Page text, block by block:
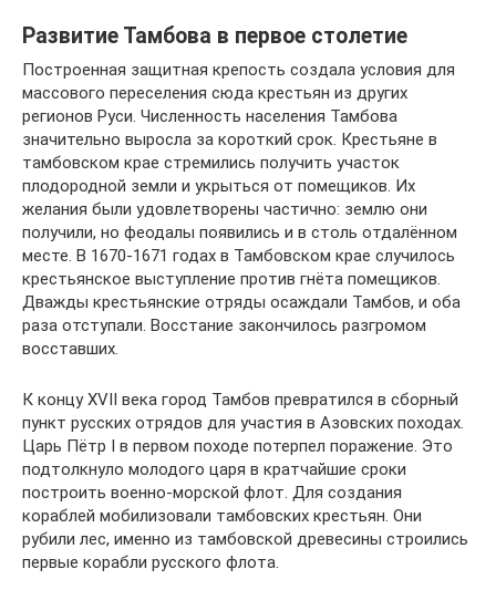
Развитие Тамбова в первое столетие
Построенная защитная крепость создала условия для
массового переселения сюда крестьян из других
регионов Руси. Численность населения Тамбова
значительно выросла за короткий срок. Крестьяне в
тамбовском крае стремились получить участок
плодородной земли и укрыться от помещиков. Их
желания были удовлетворены частично: землю они
получили, но феодалы появились и в столь отдалённом
месте. В 1670-1671 годах в Тамбовском крае случилось
крестьянское выступление против гнёта помещиков.
Дважды крестьянские отряды осаждали Тамбов, и оба
раза отступали. Восстание закончилось разгромом
восставших.
К концу XVII века город Тамбов превратился в сборный
пункт русских отрядов для участия в Азовских походах.
Царь Пётр I в первом походе потерпел поражение. Это
подтолкнуло молодого царя в кратчайшие сроки
построить военно-морской флот. Для создания
кораблей мобилизовали тамбовских крестьян. Они
рубили лес, именно из тамбовской древесины строились
первые корабли русского флота.